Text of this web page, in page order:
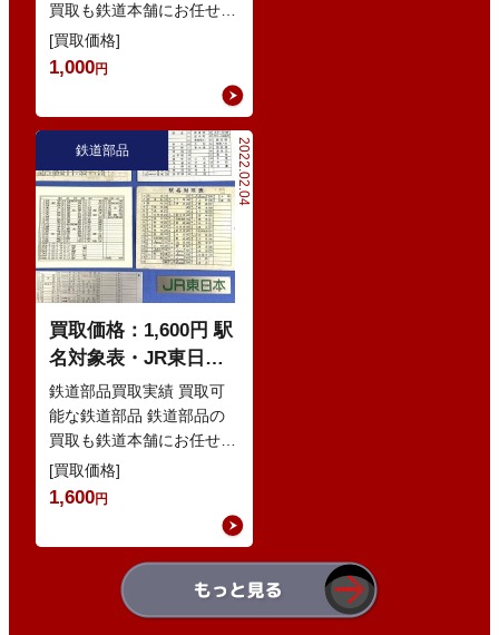
買取も鉄道本舗にお任せ下
さい！ 鉄道本舗では、鉄
道部品の買取を積極的にお
[買取価格]
1,000円
2022.02.04
鉄道部品
買取価格：1,600円 駅
名対象表・JR東日
本・プレート・まとめ
鉄道部品買取実績 買取可
能な鉄道部品 鉄道部品の
買取も鉄道本舗にお任せ下
さい！ 鉄道本舗では、鉄
道部品の買取を積極的にお
[買取価格]
1,600円